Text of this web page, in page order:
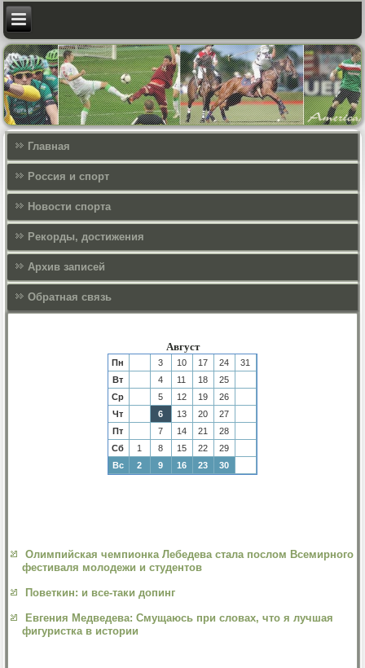
Главная
Россия и спорт
Новости спорта
Рекорды, достижения
Архив записей
Обратная связь
Август
Пн 3 10 17 24
31
Вт
4 11 18
25
Ср
5 12 19
26
Чт
6 13 20
27
Пт
7 14 21
28
Сб
1 8 15 22
29
Вс
2 9 16 23 30
Олимпийская чемпионка Лебедева стала послом Всемирного
фестиваля молодежи и студентов
Поветкин: и все-таки допинг
Евгения Медведева: Смущаюсь при словах, что я лучшая
фигуристка в истории